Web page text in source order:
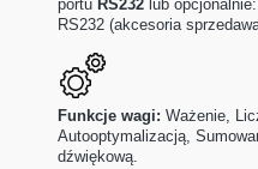
portu RS232 lub
RS232 (akcesoria
Funkcje wagi: Ważenie,
Autooptymalizacją,
dźwiękową.